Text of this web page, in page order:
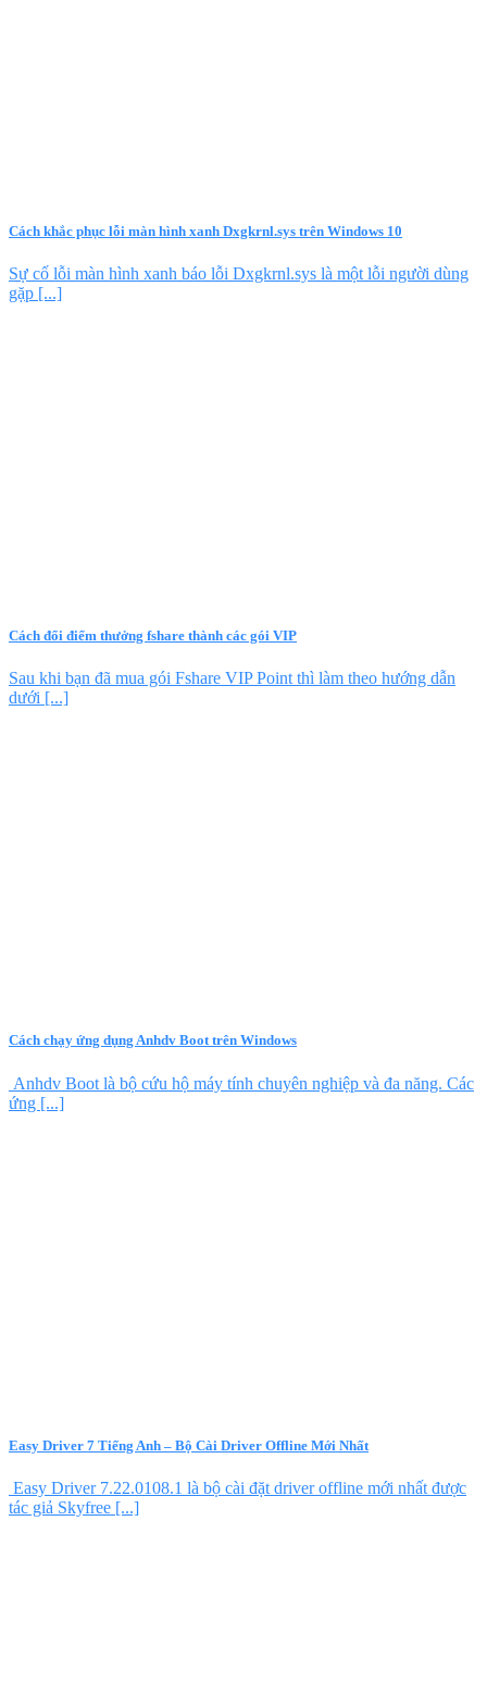
Cách khắc phục lỗi màn hình xanh Dxgkrnl.sys trên Windows 10
Sự cố lỗi màn hình xanh báo lỗi Dxgkrnl.sys là một lỗi người dùng
gặp [...]
Cách đổi điểm thưởng fshare thành các gói VIP
Sau khi bạn đã mua gói Fshare VIP Point thì làm theo hướng dẫn
dưới [...]
Cách chạy ứng dụng Anhdv Boot trên Windows
Anhdv Boot là bộ cứu hộ máy tính chuyên nghiệp và đa năng. Các
ứng [...]
Easy Driver 7 Tiếng Anh – Bộ Cài Driver Offline Mới Nhất
Easy Driver 7.22.0108.1 là bộ cài đặt driver offline mới nhất được
tác giả Skyfree [...]